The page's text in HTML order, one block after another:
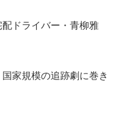
ドライバー・青柳雅
家規模の追跡劇に巻き